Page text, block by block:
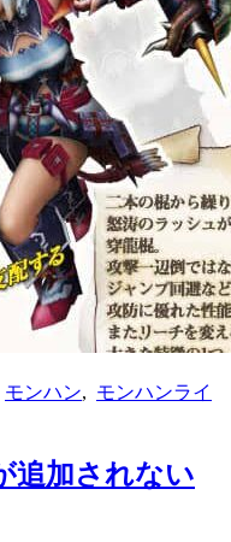
モンハン
モンハンライ
追加されない